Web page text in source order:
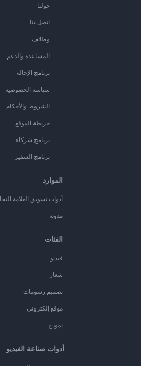
حولنا
اتصل بنا
وظائف
المساعدة والدعم
برنامج الإحالة
سياسة الخصوصية
الشروط والأحكام
خريطة الموقع
برنامج شركاء
برنامج السفير
الموارد
أدوات تسويق العلامة
مدونة
الفئات
فيديو
شعار
تصميم رسومات
موقع إلكتروني
نموذج
أدوات صناعة الفيديو